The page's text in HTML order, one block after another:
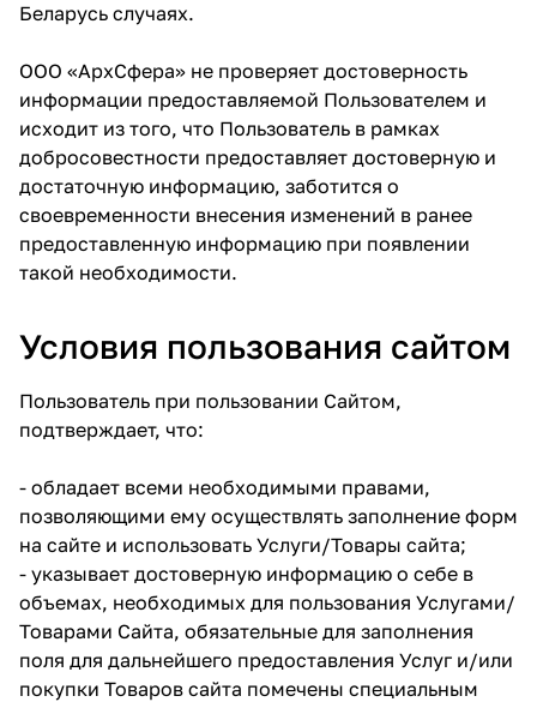
Беларусь случаях.
ООО «АрхСфера» не проверяет достоверность
информации предоставляемой Пользователем и
исходит из того, что Пользователь в рамках
добросовестности предоставляет достоверную и
достаточную информацию, заботится о
своевременности внесения изменений в ранее
предоставленную информацию при появлении
такой необходимости.
Условия пользования сайтом
Пользователь при пользовании Сайтом,
подтверждает, что:
- обладает всеми необходимыми правами,
позволяющими ему осуществлять заполнение форм
на сайте и использовать Услуги/Товары сайта;
- указывает достоверную информацию о себе в
объемах, необходимых для пользования Услугами/
Товарами Сайта, обязательные для заполнения
поля для дальнейшего предоставления Услуг и/или
покупки Товаров сайта помечены специальным